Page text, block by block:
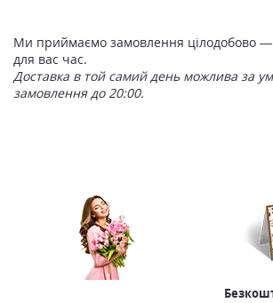
Ми приймаємо замовлення цілодобово
для вас час.
Доставка в той самий день можлива за
замовлення до 20:00.